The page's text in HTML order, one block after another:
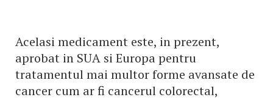
Acelasi medicament este, in prezent,
aprobat in SUA si Europa pentru
tratamentul mai multor forme avansate de
cancer cum ar fi cancerul colorectal,